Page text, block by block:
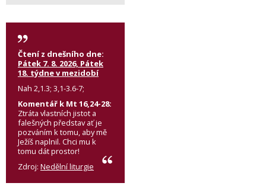
Čtení z dnešního dne:
Pátek 7. 8. 2026, Pátek
18. týdne v mezidobí
Nah 2,1.3; 3,1-3.6-7;
Komentář k Mt 16,24-28:
Ztráta vlastních jistot a
falešných představ ať je
pozváním k tomu, aby mě
Ježíš naplnil. Chci mu k
tomu dát prostor!
Zdroj: Nedělní liturgie